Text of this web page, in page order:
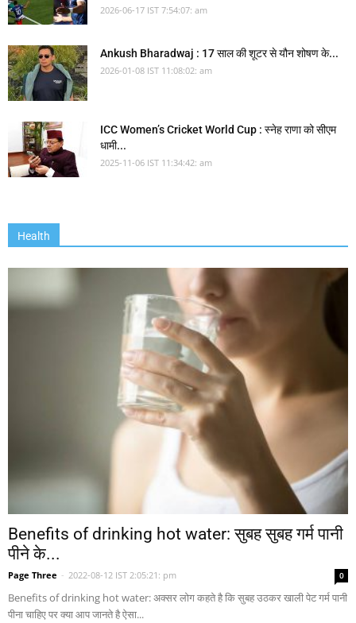
2026-06-17 IST 7:54:07: am
Ankush Bharadwaj : 17 साल की शूटर से यौन शोषण के...
2026-01-08 IST 11:08:02: am
ICC Women’s Cricket World Cup : स्नेह राणा को सीएम
धामी...
2025-11-06 IST 11:34:42: am
Health
Benefits of drinking hot water: सुबह सुबह गर्म पानी
पीने के...
Page Three - 2022-08-12 IST 2:05:21: pm 0
Benefits of drinking hot water: अक्सर लोग कहते है कि सुबह उठकर खाली पेट गर्म पानी
पीना चाहिए पर क्या आप जानते है ऐसा...